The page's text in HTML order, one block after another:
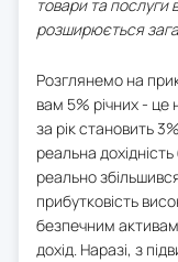
товари та послуги
розширюється
Розглянемо на
вам 5% річних - це
за рік становить
реальна
реально
прибутковість
безпечним
дохід. Наразі, з